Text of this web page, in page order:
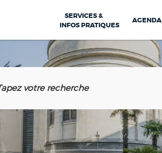
SERVICES &
INFOS PRATIQUES
AGENDA